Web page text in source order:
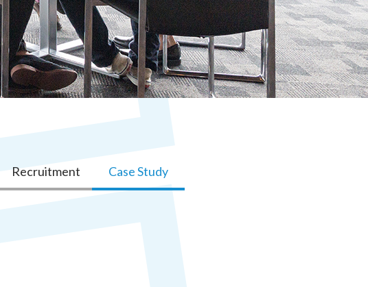
Recruitment Case Study